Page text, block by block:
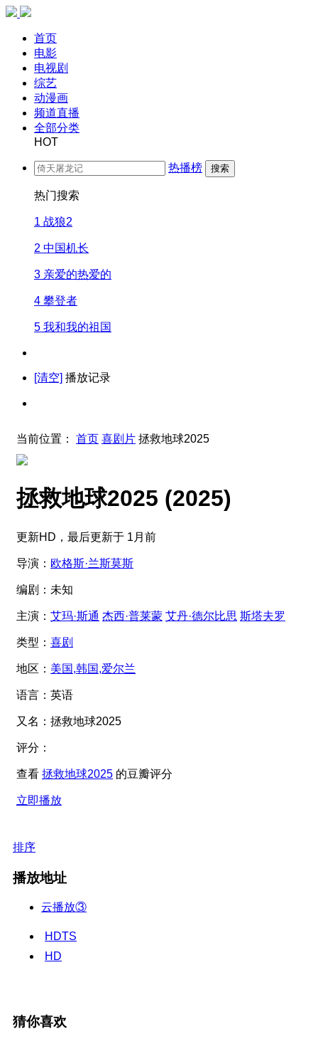
首页
电影
电视剧
综艺
动漫画
频道直播
全部分类
HOT
热播榜 搜索
热门搜索
1 战狼2
2 中国机长
3 亲爱的热爱的
4 攀登者
5 我和我的祖国
[清空] 播放记录
当前位置： 首页 喜剧片 拯救地球2025
拯救地球2025 (2025)
更新HD，最后更新于 1月前
导演： 欧格斯·兰斯莫斯
编剧： 未知
主演： 艾玛·斯通 杰西·普莱蒙 艾丹·德尔比思 斯塔夫罗
类型： 喜剧
地区： 美国,韩国,爱尔兰
语言： 英语
又名： 拯救地球2025
评分：
查看 拯救地球2025 的豆瓣评分
立即播放
排序
播放地址
云播放③
HDTS
HD
猜你喜欢